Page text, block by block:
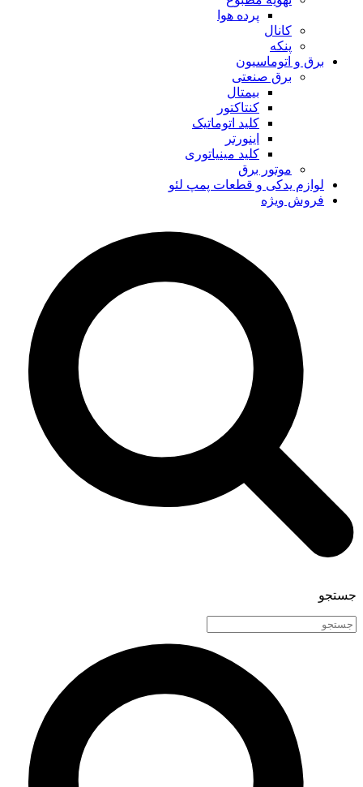
پرده هوا
کانال
پنکه
برق و اتوماسیون
برق صنعتی
بیمتال
کنتاکتور
کلید اتوماتیک
اینورتر
کلید مینیاتوری
موتور برق
لوازم یدکی و قطعات پمپ لئو
فروش ویژه
جستجو